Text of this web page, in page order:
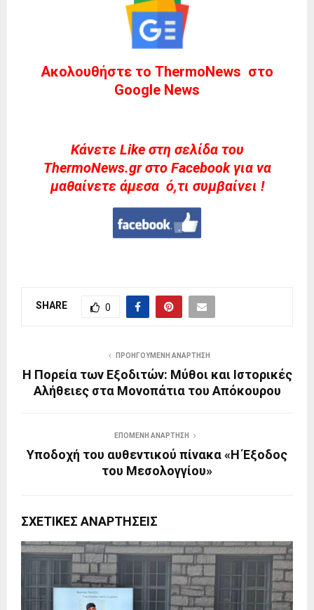
Ακολουθήστε το ThermoNews στο
Google News
Kάνετε Like στη σελίδα του
ThermoNews.gr στο Facebook για να
μαθαίνετε άμεσα ό,τι συμβαίνει !
SHARE 0
ΠΡΟΗΓΟΎΜΕΝΗ ΑΝΆΡΤΗΣΗ
Η Πορεία των Εξοδιτών: Μύθοι και Ιστορικές
Αλήθειες στα Μονοπάτια του Απόκουρου
ΕΠΌΜΕΝΗ ΑΝΆΡΤΗΣΗ
Υποδοχή του αυθεντικού πίνακα «Η Έξοδος
του Μεσολογγίου»
ΣΧΕΤΙΚΈΣ ΑΝΑΡΤΉΣΕΙΣ